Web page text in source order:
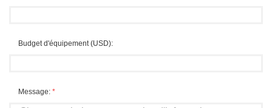
Budget d'équipement (USD):
Message: *